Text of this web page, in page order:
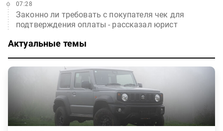
Законно ли требовать с покупателя чек для
подтверждения оплаты - рассказал юрист
07:28
Актуальные темы